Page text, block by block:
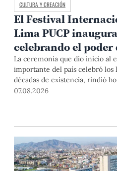
CULTURA Y CREACIÓN
El Festival
Lima PUCP
celebrando el
La ceremonia que dio inicio al
importante del país celebró los
décadas de existencia, rindió
Mariana Rondón y Marité Ugás,
07.08.2026